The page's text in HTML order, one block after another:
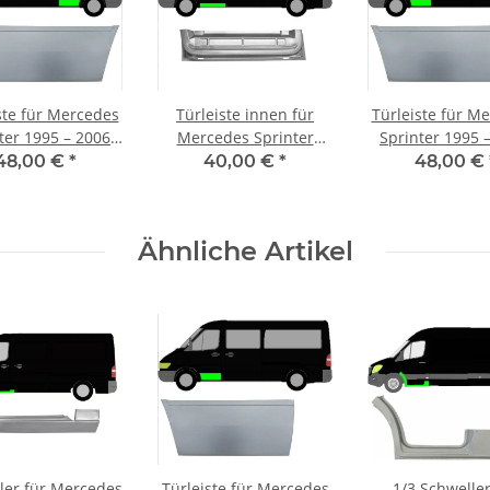
für Mercedes
1995 – 2006
rechts
€ *
Türleiste innen für
Mercedes Sprinter
1995 – 2006 vorne
40,00 € *
Türleiste für
Sprinter 1995
vorne
48,00 €
Ähnliche Artikel